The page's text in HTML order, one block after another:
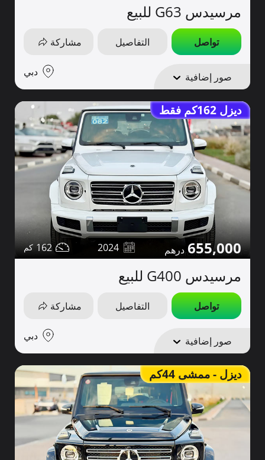
مرسيدس G63 للبيع
تواصل التفاصيل مشاركة
صور إضافية دبي
ديزل 162كم فقط
655,000
2024
162
مرسيدس G400 للبيع
تواصل التفاصيل مشاركة
صور إضافية دبي
ديزل - ممشى 44كم